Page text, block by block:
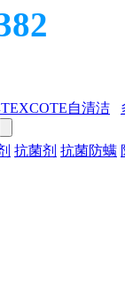
自清洁
抗菌剂 抗菌防螨